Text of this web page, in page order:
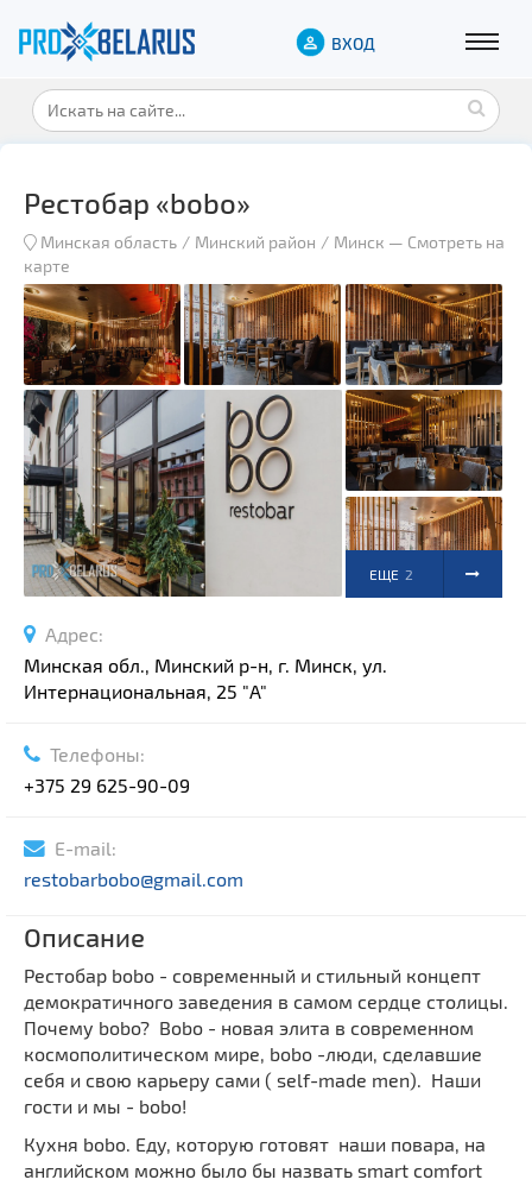
ВХОД
Рестобар «bobo»
Минская область Минский район Минск — Смотреть на
карте
ЕЩЕ 2
Адрес:
Минская обл., Минский р-н, г. Минск, ул.
Интернациональная, 25 "A"
Телефоны:
+375 29 625-90-09
E-mail:
restobarbobo@gmail.com
Описание
Рестобар bobo - современный и стильный концепт
демократичного заведения в самом сердце столицы.
Почему bobo? Bobo - новая элита в современном
космополитическом мире, bobo -люди, сделавшие
себя и свою карьеру сами ( self-made men). Наши
гости и мы - bobo!
Кухня bobo. Еду, которую готовят наши повара, на
английском можно было бы назвать smart comfort